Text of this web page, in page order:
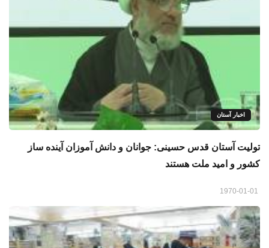
اخبار آستان
توليت آستان قدس حسينى: جوانان و دانش آموزان آینده ساز
کشور و امید ملت هستند